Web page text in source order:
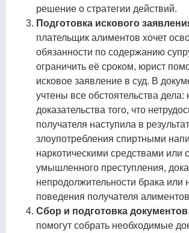
решение о стратегии действий.
Подготовка искового
плательщик алиментов хочет
обязанности по содержанию
ограничить её сроком, юрист
исковое заявление в суд. В
учтены все обстоятельства дела:
доказательства того, что
получателя наступила в
злоупотребления спиртными
наркотическими средствами или
умышленного преступления,
непродолжительности брака или
поведения получателя
Сбор и подготовка документов
помогут собрать необходимые